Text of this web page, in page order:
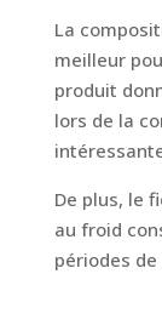
La
meilleur
produit
lors de la
De plus, le
au froid
périodes de